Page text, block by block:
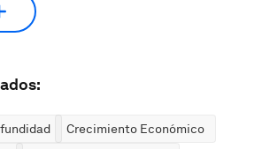
Crecimiento Económico